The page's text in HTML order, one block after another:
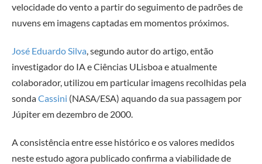
velocidade do vento a partir do seguimento de padrões de
nuvens em imagens captadas em momentos próximos.
José Eduardo Silva , segundo autor do artigo, então
investigador do IA e Ciências ULisboa e atualmente
colaborador, utilizou em particular imagens recolhidas pela
sondaCassini (NASA/ESA) aquando da sua passagem por
Júpiter em dezembro de 2000.
A consistência entre esse histórico e os valores medidos
neste estudo agora publicado confirma a viabilidade de